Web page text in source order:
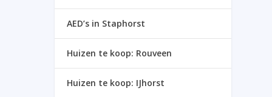
AED’s in Staphorst
Huizen te koop: Rouveen
Huizen te koop: IJhorst